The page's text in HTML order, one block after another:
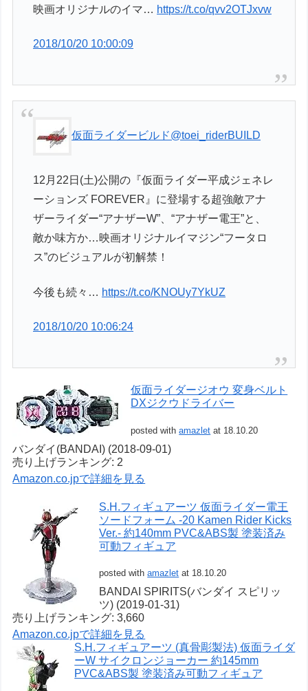
映画オリジナルのイマ… https://t.co/qvv2OTJxvw
2018/10/20 10:00:09
仮面ライダービルド@toei_riderBUILD
12月22日(土)公開の『仮面ライダー平成ジェネレ
ーションズ FOREVER』に登場する超強敵アナ
ザーライダー“アナザーW”、“アナザー電王”と、
敵か味方か…映画オリジナルイマジン“フータロ
ス”のビジュアルが初解禁！
今後も続々… https://t.co/KNOUy7YkUZ
2018/10/20 10:06:24
仮面ライダージオウ 変身ベルト
DXジクウドライバー
posted withamazlet at 18.10.20
バンダイ(BANDAI) (2018-09-01)
売り上げランキング: 2
Amazon.co.jpで詳細を見る
S.H.フィギュアーツ 仮面ライダー電王
ソードフォーム -20 Kamen Rider Kicks
Ver.- 約140mm PVC&ABS製 塗装済み
可動フィギュア
posted withamazlet at 18.10.20
BANDAI SPIRITS(バンダイ スピリッ
ツ) (2019-01-31)
売り上げランキング: 3,660
Amazon.co.jpで詳細を見る
S.H.フィギュアーツ (真骨彫製法) 仮面ライダ
ーW サイクロンジョーカー 約145mm
PVC&ABS製 塗装済み可動フィギュア